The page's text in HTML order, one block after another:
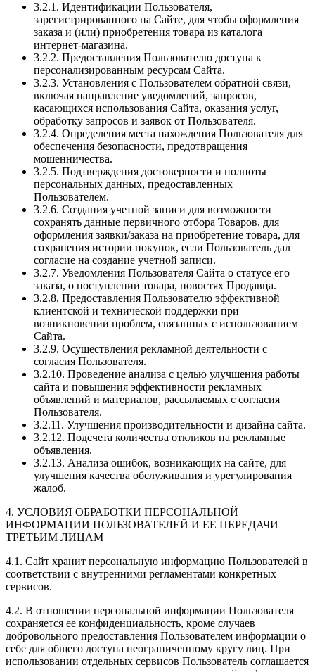
3.2.1. Идентификации Пользователя,
зарегистрированного на Сайте, для чтобы оформления
заказа и (или) приобретения товара из каталога
интернет-магазина.
3.2.2. Предоставления Пользователю доступа к
персонализированным ресурсам Сайта.
3.2.3. Установления с Пользователем обратной связи,
включая направление уведомлений, запросов,
касающихся использования Сайта, оказания услуг,
обработку запросов и заявок от Пользователя.
3.2.4. Определения места нахождения Пользователя для
обеспечения безопасности, предотвращения
мошенничества.
3.2.5. Подтверждения достоверности и полноты
персональных данных, предоставленных
Пользователем.
3.2.6. Создания учетной записи для возможности
сохранять данные первичного отбора Товаров, для
оформления заявки/заказа на приобретение товара, для
сохранения истории покупок, если Пользователь дал
согласие на создание учетной записи.
3.2.7. Уведомления Пользователя Сайта о статусе его
заказа, о поступлении товара, новостях Продавца.
3.2.8. Предоставления Пользователю эффективной
клиентской и технической поддержки при
возникновении проблем, связанных с использованием
Сайта.
3.2.9. Осуществления рекламной деятельности с
согласия Пользователя.
3.2.10. Проведение анализа с целью улучшения работы
сайта и повышения эффективности рекламных
объявлений и материалов, рассылаемых с согласия
Пользователя.
3.2.11. Улучшения производительности и дизайна сайта.
3.2.12. Подсчета количества откликов на рекламные
объявления.
3.2.13. Анализа ошибок, возникающих на сайте, для
улучшения качества обслуживания и урегулирования
жалоб.
4. УСЛОВИЯ ОБРАБОТКИ ПЕРСОНАЛЬНОЙ
ИНФОРМАЦИИ ПОЛЬЗОВАТЕЛЕЙ И ЕЕ ПЕРЕДАЧИ
ТРЕТЬИМ ЛИЦАМ
4.1. Сайт хранит персональную информацию Пользователей в
соответствии с внутренними регламентами конкретных
сервисов.
4.2. В отношении персональной информации Пользователя
сохраняется ее конфиденциальность, кроме случаев
добровольного предоставления Пользователем информации о
себе для общего доступа неограниченному кругу лиц. При
использовании отдельных сервисов Пользователь соглашается